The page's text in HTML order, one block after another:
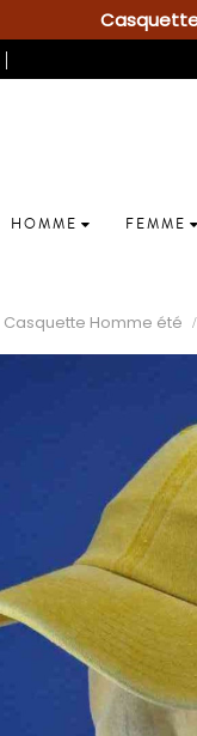
HOMME FEMME
Casquette Homme été